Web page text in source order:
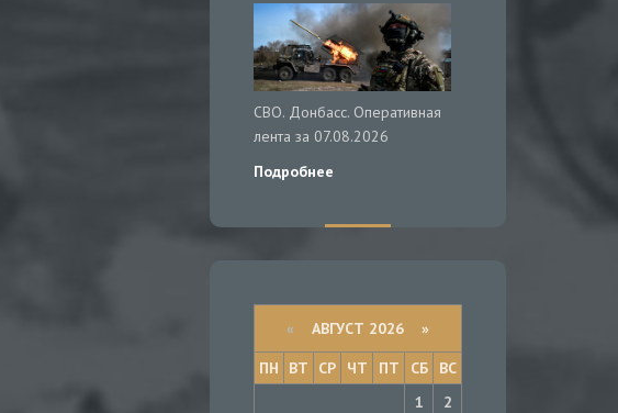
СВО. Донбасс. Оперативная
лента за 07.08.2026
Подробнее
« АВГУСТ 2026 »
ПН
ВТ СР ЧТ ПТ СБ
ВС
1
2